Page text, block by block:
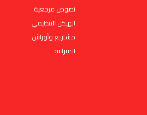
نصوص مرجعية
الهيكل التنظيمي
مشاريع وأوراش
الميزانية